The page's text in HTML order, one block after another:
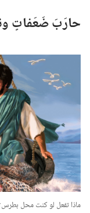
حارَبَ ضَعَفاتٍ
ماذا تفعل لو كنت محل بطرس؟‏